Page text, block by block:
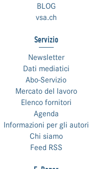
BLOG
vsa.ch
Servizio
Newsletter
Dati mediatici
Abo-Servizio
Mercato del lavoro
Elenco fornitori
Agenda
Informazioni per gli autori
Chi siamo
Feed RSS